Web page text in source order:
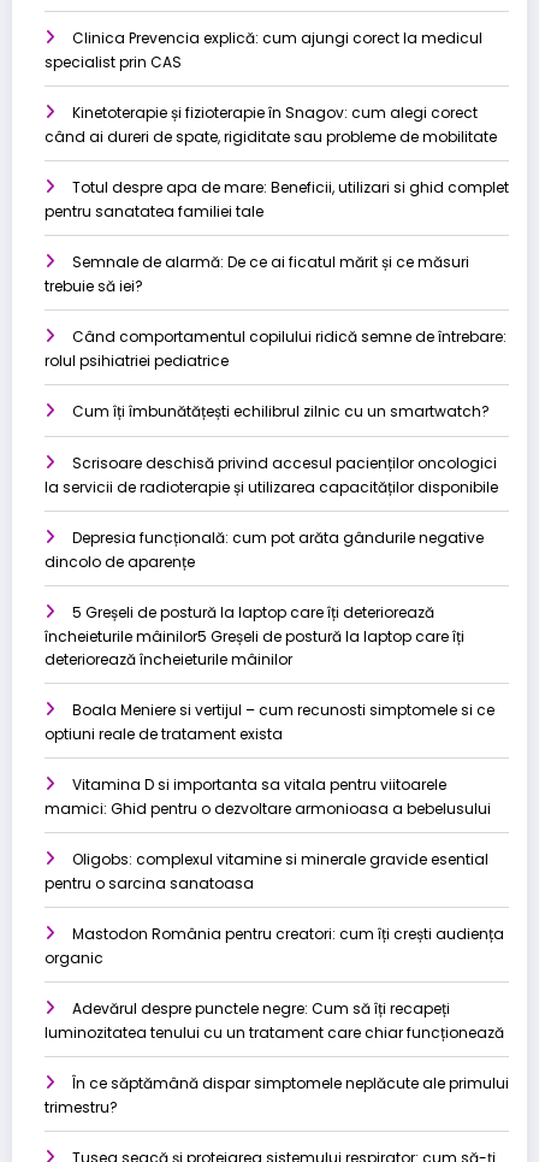
Clinica Prevencia explică: cum ajungi corect la medicul
specialist prin CAS
Kinetoterapie și fizioterapie în Snagov: cum alegi corect
când ai dureri de spate, rigiditate sau probleme de mobilitate
Totul despre apa de mare: Beneficii, utilizari si ghid complet
pentru sanatatea familiei tale
Semnale de alarmă: De ce ai ficatul mărit și ce măsuri
trebuie să iei?
Când comportamentul copilului ridică semne de întrebare:
rolul psihiatriei pediatrice
Cum îți îmbunătățești echilibrul zilnic cu un smartwatch?
Scrisoare deschisă privind accesul pacienților oncologici
la servicii de radioterapie și utilizarea capacităților disponibile
Depresia funcțională: cum pot arăta gândurile negative
dincolo de aparențe
5 Greșeli de postură la laptop care îți deteriorează
încheieturile mâinilor5 Greșeli de postură la laptop care îți
deteriorează încheieturile mâinilor
Boala Meniere si vertijul – cum recunosti simptomele si ce
optiuni reale de tratament exista
Vitamina D si importanta sa vitala pentru viitoarele
mamici: Ghid pentru o dezvoltare armonioasa a bebelusului
Oligobs: complexul vitamine si minerale gravide esential
pentru o sarcina sanatoasa
Mastodon România pentru creatori: cum îți crești audiența
organic
Adevărul despre punctele negre: Cum să îți recapeți
luminozitatea tenului cu un tratament care chiar funcționează
În ce săptămână dispar simptomele neplăcute ale primului
trimestru?